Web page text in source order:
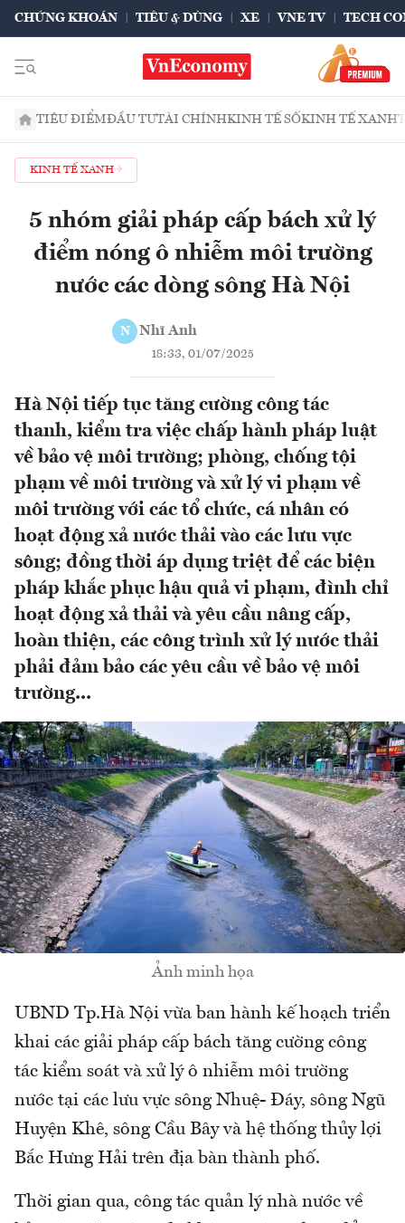
CHỨNG KHOÁN TIÊU & DÙNG XE VNE TV TECH
TIÊU ĐIỂMĐẦU TƯTÀI CHÍNHKINH TẾ SỐKINH TẾ XANH
KINH TẾ XANH
5 nhóm giải pháp cấp bách xử lý
điểm nóng ô nhiễm môi trường
nước các dòng sông Hà Nội
N Nhĩ Anh
18:33, 01/07/2025
Hà Nội tiếp tục tăng cường công tác
thanh, kiểm tra việc chấp hành pháp luật
về bảo vệ môi trường; phòng, chống tội
phạm về môi trường và xử lý vi phạm về
môi trường với các tổ chức, cá nhân có
hoạt động xả nước thải vào các lưu vực
sông; đồng thời áp dụng triệt để các biện
pháp khắc phục hậu quả vi phạm, đình chỉ
hoạt động xả thải và yêu cầu nâng cấp,
hoàn thiện, các công trình xử lý nước thải
phải đảm bảo các yêu cầu về bảo vệ môi
trường...
Ảnh minh họa
UBND Tp.Hà Nội vừa ban hành kế hoạch triển
khai các giải pháp cấp bách tăng cường công
tác kiểm soát và xử lý ô nhiễm môi trường
nước tại các lưu vực sông Nhuệ- Đáy, sông Ngũ
Huyện Khê, sông Cầu Bây và hệ thống thủy lợi
Bắc Hưng Hải trên địa bàn thành phố.
Thời gian qua, công tác quản lý nhà nước về